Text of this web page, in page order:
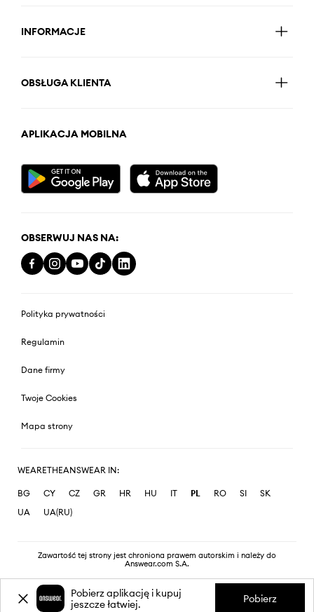
INFORMACJE
OBSŁUGA KLIENTA
APLIKACJA MOBILNA
OBSERWUJ NAS NA:
Polityka prywatności
Regulamin
Dane firmy
Twoje Cookies
Mapa strony
WEARETHEANSWEAR IN:
BG CY CZ GR HR HU IT PL RO SI
SK
UA
UA(RU)
Zawartość tej strony jest chroniona prawem autorskim i należy do
Answear.com S.A.
Pobierz aplikację i kupuj
jeszcze łatwiej.
Pobierz